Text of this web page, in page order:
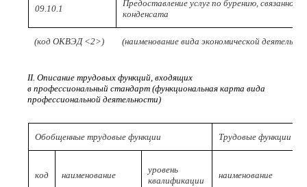
09.10.1
Предоставление услуг по бурению,
конденсата
(код ОКВЭД <2>) (наименование вида экономической
II. Описание трудовых функций, входящих
в профессиональный стандарт (функциональная карта вида
профессиональной деятельности)
Обобщенные трудовые функции Трудовые функции
код наименование
уровень
квалификации
наименование